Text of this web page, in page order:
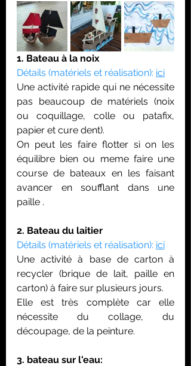
1. Bateau à la noix
Détails (matériels et réalisation): ici
Une activité rapide qui ne nécessite
pas beaucoup de matériels (noix
ou coquillage, colle ou patafix,
papier et cure dent).
On peut les faire flotter si on les
équilibre bien ou meme faire une
course de bateaux en les faisant
avancer en soufflant dans une
paille .
2. Bateau du laitier
Détails (matériels et réalisation): ici
Une activité à base de carton à
recycler (brique de lait, paille en
carton) à faire sur plusieurs jours.
Elle est très complète car elle
nécessite du collage, du
découpage, de la peinture.
3. bateau sur l'eau: